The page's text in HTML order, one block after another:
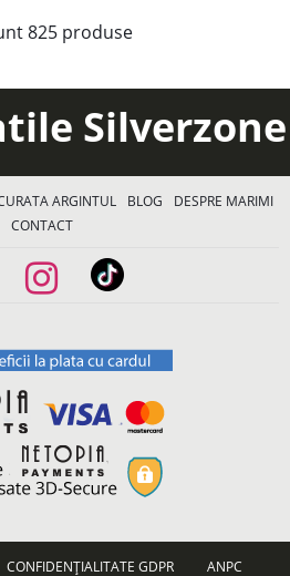
825produse
Silverzone
ARGINTUL BLOG
DESPRE MARIMI
CONTACT
CONFIDENȚIALITATE GDPR ANPC